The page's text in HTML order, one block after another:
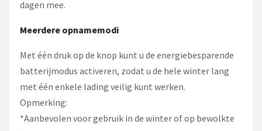
dagen mee.
Meerdere opnamemodi
Met één druk op de knop kunt u de energiebesparende
batterijmodus activeren, zodat u de hele winter lang
met één enkele lading veilig kunt werken.
Opmerking:
*Aanbevolen voor gebruik in de winter of op bewolkte